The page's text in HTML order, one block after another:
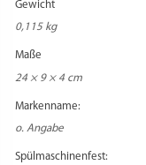
Gewicht
0,115 kg
Maße
24 × 9 × 4 cm
Markenname:
o. Angabe
Spülmaschinenfest: